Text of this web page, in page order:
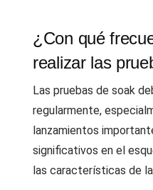
¿Con qué
realizar las
Las pruebas de soak
regularmente,
lanzamientos
significativos en el
las características de